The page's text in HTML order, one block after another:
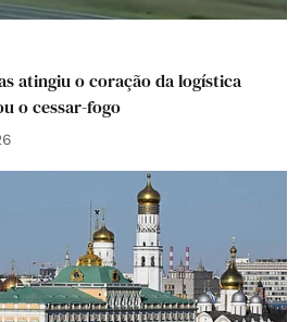
atingiu o coração da logística
o cessar-fogo